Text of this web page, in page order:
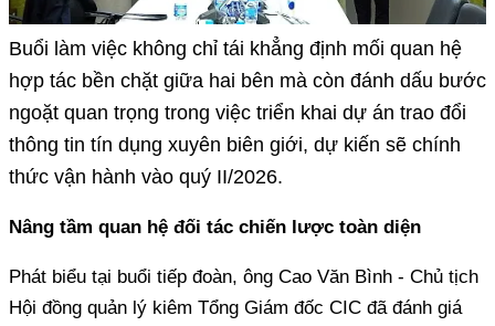
Buổi làm việc không chỉ tái khẳng định mối quan hệ
hợp tác bền chặt giữa hai bên mà còn đánh dấu bước
ngoặt quan trọng trong việc triển khai dự án trao đổi
thông tin tín dụng xuyên biên giới, dự kiến sẽ chính
thức vận hành vào quý II/2026.
Nâng tầm quan hệ đối tác chiến lược toàn diện
Phát biểu tại buổi tiếp đoàn, ông Cao Văn Bình - Chủ tịch
Hội đồng quản lý kiêm Tổng Giám đốc CIC đã đánh giá